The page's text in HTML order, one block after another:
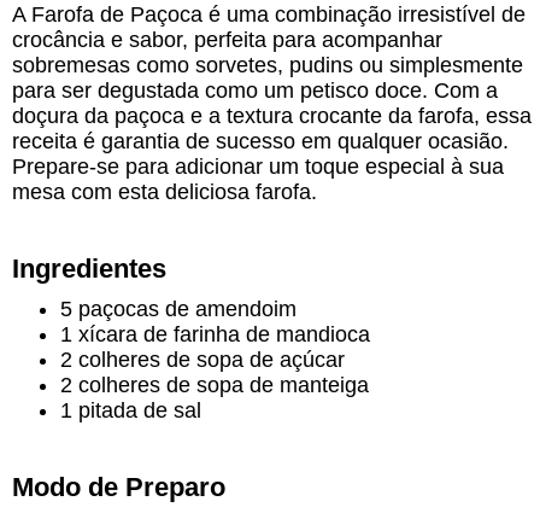
A Farofa de Paçoca é uma combinação irresistível de
crocância e sabor, perfeita para acompanhar
sobremesas como sorvetes, pudins ou simplesmente
para ser degustada como um petisco doce. Com a
doçura da paçoca e a textura crocante da farofa, essa
receita é garantia de sucesso em qualquer ocasião.
Prepare-se para adicionar um toque especial à sua
mesa com esta deliciosa farofa.
Ingredientes
5 paçocas de amendoim
1 xícara de farinha de mandioca
2 colheres de sopa de açúcar
2 colheres de sopa de manteiga
1 pitada de sal
Modo de Preparo